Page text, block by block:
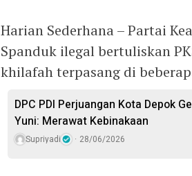
Harian Sederhana – Partai
Spanduk ilegal bertuliskan
khilafah terpasang di
DPC PDI Perjuangan Kota Depok
Yuni: Merawat Kebinakaan
Supriyadi 28/06/2026